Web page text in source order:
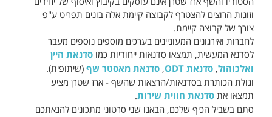
וזוגות הרוצים להצטרף לקבוצה קיימת אלה בונים תפריט ע"פ
צורך של קבוצה קיימת.
לחברות ואירגונים המעוניינים בערכים מוספים נוספים מעבר
לסדנא המעשית, תמצאו סדנאות ייחודיות כמו סדנאת היין
ואלכוהול, סדנאת ODT , סדנאת מאסטר שף (שיתופית).
וגולת הכותרת בסדנאות/הרצאות שהשף - ארז שטרן מציע
תמצאו את סדנאת חווית שירות.
סתם בשביל הכיף שלכם, הבאנו שני סרטוני מתכונים להנאתכם